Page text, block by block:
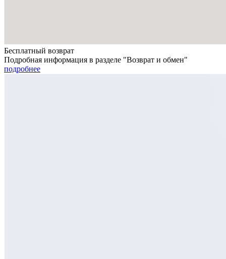
Бесплатный возврат
Подробная информация в разделе "Возврат и обмен"
подробнее